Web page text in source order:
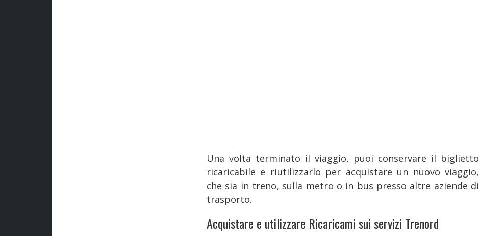
Una volta terminato il viaggio, puoi conservare il biglietto
ricaricabile e riutilizzarlo per acquistare un nuovo viaggio,
che sia in treno, sulla metro o in bus presso altre aziende di
trasporto.
Acquistare e utilizzare Ricaricami sui servizi Trenord